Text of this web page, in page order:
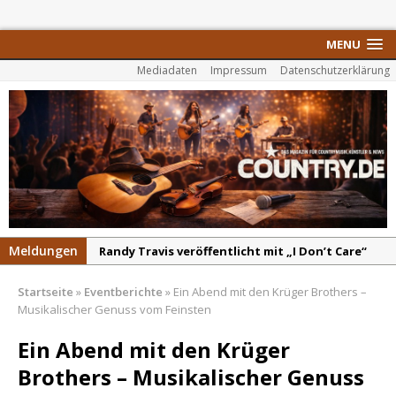
MENU
Mediadaten Impressum Datenschutzerklärung
Meldungen
Randy Travis veröffentlicht mit „I Don’t Care“
Danke für Euer Vertrauen: Country.de erreicht
Kacey Musgraves entführt Fans mit neuem
Video zu „Mexico Honey“
Startseite » Eventberichte » Ein Abend mit den Krüger Brothers –
Musikalischer Genuss vom Feinsten
Ein Abend mit den Krüger
Brothers – Musikalischer Genuss